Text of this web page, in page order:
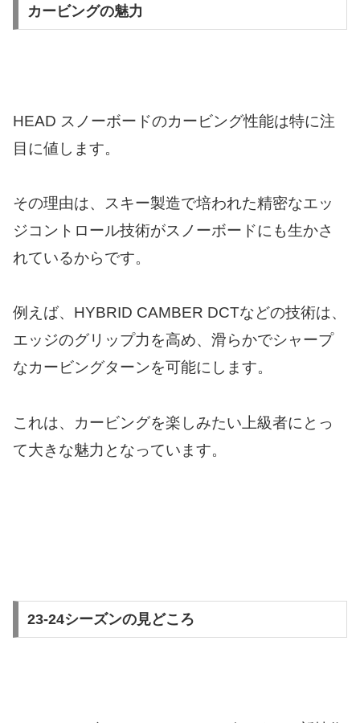
カービングの魅力
HEAD スノーボードのカービング性能は特に注
目に値します。
その理由は、スキー製造で培われた精密なエッ
ジコントロール技術がスノーボードにも生かさ
れているからです。
例えば、HYBRID CAMBER DCTなどの技術は、
エッジのグリップ力を高め、滑らかでシャープ
なカービングターンを可能にします。
これは、カービングを楽しみたい上級者にとっ
て大きな魅力となっています。
23-24シーズンの見どころ